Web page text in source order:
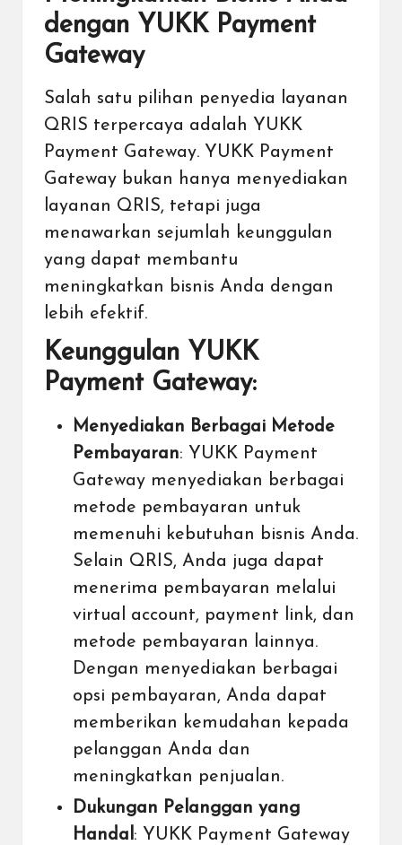
dengan YUKK Payment
Gateway
Salah satu pilihan penyedia layanan
QRIS terpercaya adalah YUKK
Payment Gateway. YUKK Payment
Gateway bukan hanya menyediakan
layanan QRIS, tetapi juga
menawarkan sejumlah keunggulan
yang dapat membantu
meningkatkan bisnis Anda dengan
lebih efektif.
Keunggulan YUKK
Payment Gateway:
Menyediakan Berbagai Metode
Pembayaran: YUKK Payment
Gateway menyediakan berbagai
metode pembayaran untuk
memenuhi kebutuhan bisnis Anda.
Selain QRIS, Anda juga dapat
menerima pembayaran melalui
virtual account, payment link, dan
metode pembayaran lainnya.
Dengan menyediakan berbagai
opsi pembayaran, Anda dapat
memberikan kemudahan kepada
pelanggan Anda dan
meningkatkan penjualan.
Dukungan Pelanggan yang
Handal : YUKK Payment Gateway